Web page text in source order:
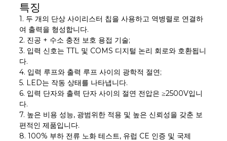
특징
1. 두 개의 단상 사이리스터 칩을 사용하고 역병렬로 연결하
여 출력을 형성합니다.
2. 진공 + 수소 충전 보호 용접 기술;
3. 입력 신호는 TTL 및 COMS 디지털 논리 회로와 호환됩니
다.
4. 입력 루프와 출력 루프 사이의 광학적 절연;
5. LED는 작동 상태를 나타냅니다.
6. 입력 단자와 출력 단자 사이의 절연 전압은 ≥2500V입니
다.
7. 높은 비용 성능, 광범위한 적용 및 높은 신뢰성을 갖춘 보
편적인 제품입니다.
8. 100% 부하 전류 노화 테스트, 유럽 CE 인증 및 국제